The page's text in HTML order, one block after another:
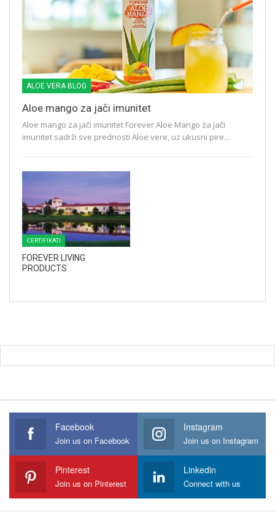
ALOE VERA BLOG
Aloe mango za jači imunitet
Aloe mango za jači imunitet Forever Aloe Mango za jači
imunitet sadrži sve prednosti Aloe vere, uz ukusni pire…
CERTIFIKATI
FOREVER LIVING
PRODUCTS
Facebook
Join us on Facebook
Instagram
Join us on Instagram
Pinterest
Join us on Pinterest
Linkedin
Connect with us